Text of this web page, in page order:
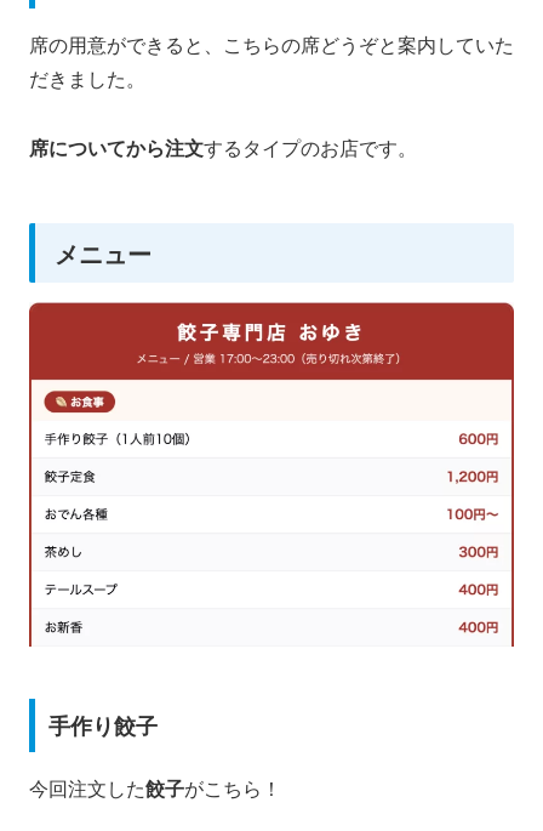
席の用意ができると、こちらの席どうぞと案内していた
だきました。
席についてから注文するタイプのお店です。
メニュー
手作り餃子
今回注文した餃子がこちら！